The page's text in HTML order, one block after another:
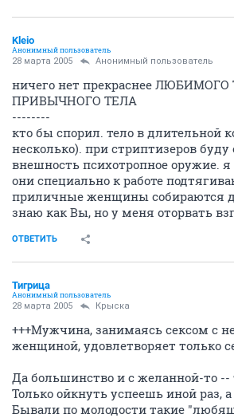
Kleio
Анонимный пользователь
28 марта 2005 Анонимный пользователь
ничего нет прекраснее
ПРИВЫЧНОГО ТЕЛА
--------
кто бы спорил. тело в длительной
несколько). при стриптизеров
внешность психотропное оружие. я
они специально к работе
приличные женщины собираются
знаю как Вы, но у меня оторвать
ОТВЕТИТЬ
Тигрица
Анонимный пользователь
28 марта 2005 Крыска
+++Мужчина, занимаясь сексом с
женщиной, удовлетворяет только
Да большинство и с желанной-то --
Только ойкнуть успеешь иной раз,
Бывали по молодости такие